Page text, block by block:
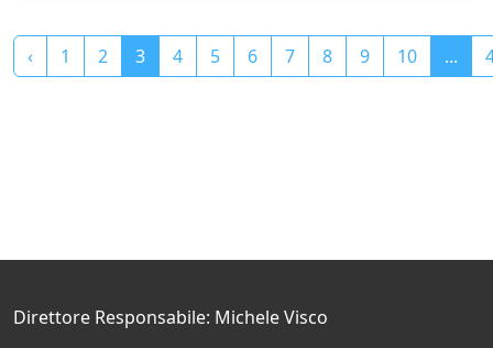
‹ 1 2 3 4 5 6 7 8 9 10 ...
Direttore Responsabile: Michele Visco